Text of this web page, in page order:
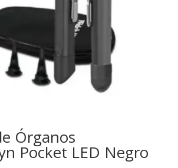
Órganos
Pocket LED Negro